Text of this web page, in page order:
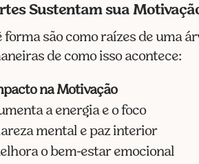
Sustentam sua
forma são como raízes de uma
de como isso acontece:
na Motivação
a energia e o foco
mental e paz interior
o bem-estar emocional